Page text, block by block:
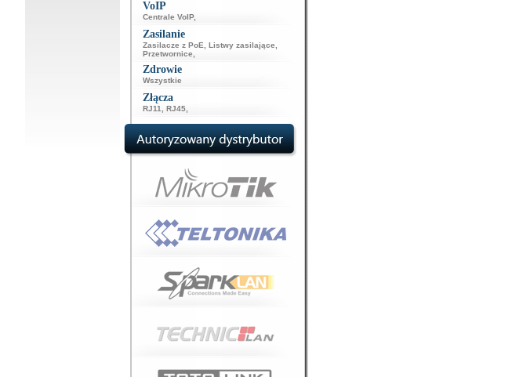
VoIP
Centrale VoIP,
Zasilanie
Zasilacze z PoE Listwy zasilające
Przetwornice
Zdrowie
Wszystkie
Złącza
RJ11 RJ45,